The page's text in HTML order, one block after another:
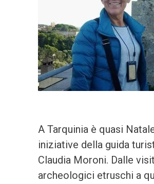
A Tarquinia è quasi
iniziative della guida
Claudia Moroni. Dalle
archeologici etruschi a